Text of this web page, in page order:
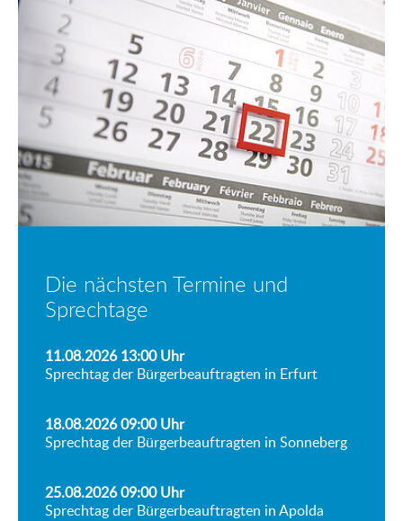
Die nächsten Termine und
Sprechtage
11.08.2026 13:00Uhr
Sprechtag der Bürgerbeauftragten in Erfurt
18.08.2026 09:00Uhr
Sprechtag der Bürgerbeauftragten in Sonneberg
25.08.2026 09:00Uhr
Sprechtag der Bürgerbeauftragten in Apolda